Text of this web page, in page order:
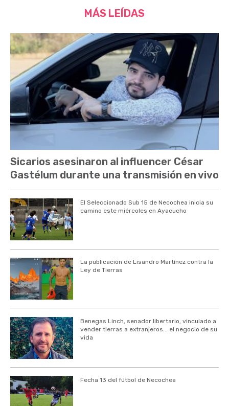
MÁS LEÍDAS
Sicarios asesinaron al influencer César
Gastélum durante una transmisión en vivo
El Seleccionado Sub 15 de Necochea inicia su
camino este miércoles en Ayacucho
La publicación de Lisandro Martínez contra la
Ley de Tierras
Benegas Linch, senador libertario, vinculado a
vender tierras a extranjeros... el negocio de su
vida
Fecha 13 del fútbol de Necochea